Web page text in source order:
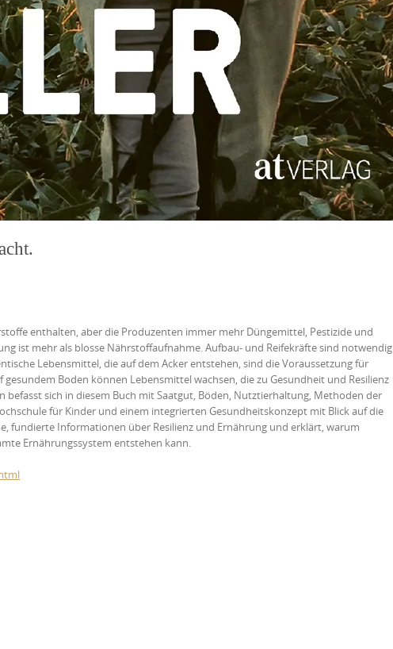
enthalten, aber die Produzenten immer mehr Düngemittel, Pestizide und
ist mehr als blosse Nährstoffaufnahme. Aufbau- und Reifekräfte sind notwendig
Lebensmittel, die auf dem Acker entstehen, sind die Voraussetzung für
Boden können Lebensmittel wachsen, die zu Gesundheit und Resilienz
sich in diesem Buch mit Saatgut, Böden, Nutztierhaltung, Methoden der
für Kinder und einem integrierten Gesundheitskonzept mit Blick auf die
fundierte Informationen über Resilienz und Ernährung und erklärt, warum
Ernährungssystem entstehen kann.